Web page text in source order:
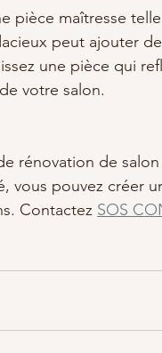
pièce maîtresse
peut ajouter
une pièce qui
votre salon.
rénovation de
vous pouvez créer
Contactez SOS